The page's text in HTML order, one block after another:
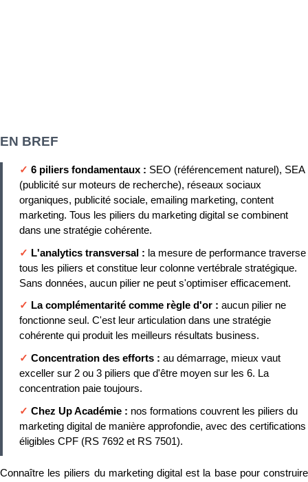
EN BREF
✓ 6 piliers fondamentaux : SEO (référencement naturel), SEA
(publicité sur moteurs de recherche), réseaux sociaux
organiques, publicité sociale, emailing marketing, content
marketing. Tous les piliers du marketing digital se combinent
dans une stratégie cohérente.
✓ L'analytics transversal : la mesure de performance traverse
tous les piliers et constitue leur colonne vertébrale stratégique.
Sans données, aucun pilier ne peut s'optimiser efficacement.
✓ La complémentarité comme règle d'or : aucun pilier ne
fonctionne seul. C'est leur articulation dans une stratégie
cohérente qui produit les meilleurs résultats business.
✓ Concentration des efforts : au démarrage, mieux vaut
exceller sur 2 ou 3 piliers que d'être moyen sur les 6. La
concentration paie toujours.
✓ Chez Up Académie : nos formations couvrent les piliers du
marketing digital de manière approfondie, avec des certifications
éligibles CPF (RS 7692 et RS 7501).
Connaître les piliers du marketing digital est la base pour construire